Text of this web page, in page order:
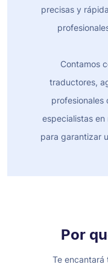
precisas y
Contamos
traductores,
profesionales
especialistas
para garantizar
Por
Te encantará